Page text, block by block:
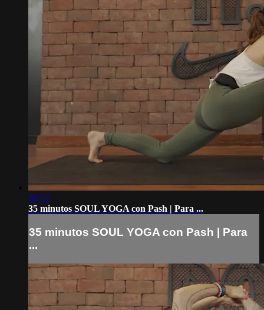
38:52
35 minutos SOUL YOGA con Pash | Para ...
35 minutos SOUL YOGA con Pash | Para
...